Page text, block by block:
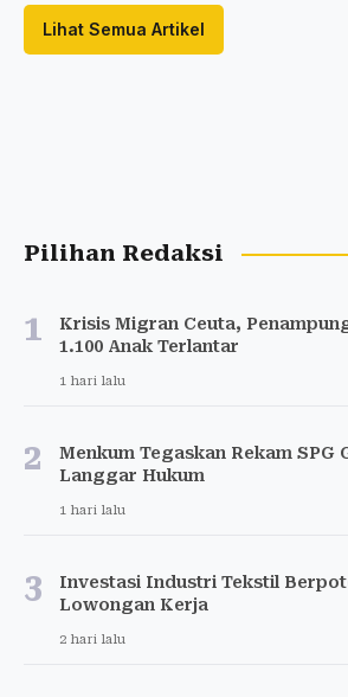
Lihat Semua Artikel
Pilihan Redaksi
1
Krisis Migran Ceuta,
1.100 Anak Terlantar
1 hari lalu
2
Menkum Tegaskan Rekam SPG
Langgar Hukum
1 hari lalu
3
Investasi Industri Tekstil
Lowongan Kerja
2 hari lalu